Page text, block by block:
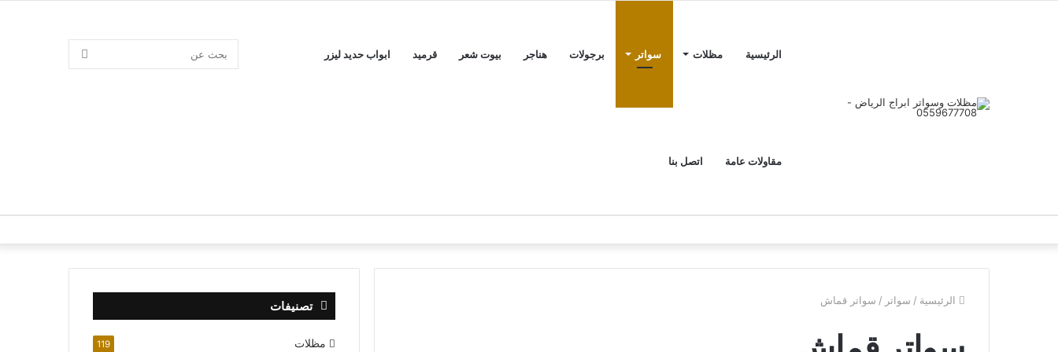
الرئيسية مظلات سواتر برجولات هناجر بيوت شعر قرميد ابواب حديد ليزر
مقاولات عامة اتصل بنا
الرئيسية / سواتر / سواتر قماش تصنيفات
مظلات 119